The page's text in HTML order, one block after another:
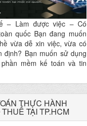
– Làm được việc – Có
quốc Bạn đang muốn
vừa dễ xin việc, vừa có
định? Bạn muốn sử dụng
mềm kế toán và tin
bỏ qua KHÓA HỌC
MÁY tại Tin Học KEY
kế toán thực hành hàng
THỰC HÀNH
TẠI TP.HCM